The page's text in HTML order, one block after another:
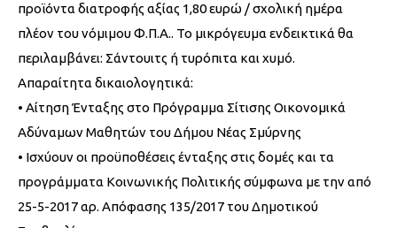
προϊόντα διατροφής αξίας 1,80 ευρώ / σχολική ημέρα
πλέον του νόμιμου Φ.Π.Α.. Το μικρόγευμα ενδεικτικά θα
περιλαμβάνει: Σάντουιτς ή τυρόπιτα και χυμό.
Απαραίτητα δικαιολογητικά:
• Αίτηση Ένταξης στο Πρόγραμμα Σίτισης Οικονομικά
Αδύναμων Μαθητών του Δήμου Νέας Σμύρνης
• Ισχύουν οι προϋποθέσεις ένταξης στις δομές και τα
προγράμματα Κοινωνικής Πολιτικής σύμφωνα με την από
25-5-2017 αρ. Απόφασης 135/2017 του Δημοτικού